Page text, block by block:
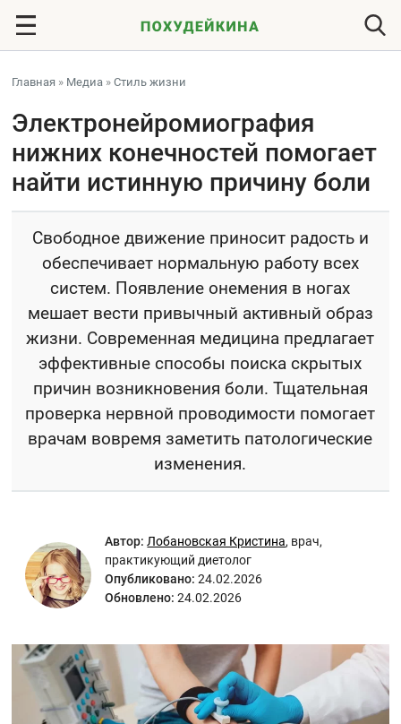
Главная » Медиа »Стиль жизни
Электронейромиография
нижних конечностей помогает
найти истинную причину боли
Свободное движение приносит радость и
обеспечивает нормальную работу всех
систем. Появление онемения в ногах
мешает вести привычный активный образ
жизни. Современная медицина предлагает
эффективные способы поиска скрытых
причин возникновения боли. Тщательная
проверка нервной проводимости помогает
врачам вовремя заметить патологические
изменения.
Автор: Лобановская Кристина, врач,
практикующий диетолог
Опубликовано: 24.02.2026
Обновлено: 24.02.2026